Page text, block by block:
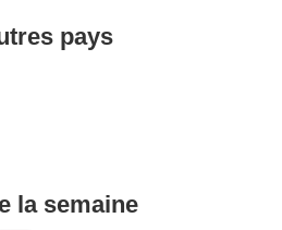
pays
la semaine